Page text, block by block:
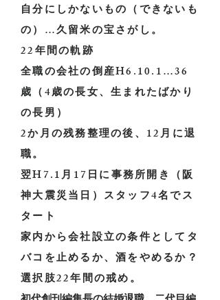
​自分にしかないもの（できないも
の）…久留米の宝さがし。
22年間の軌跡
全職の会社の倒産H6.10.1…36
歳（4歳の長女、生まれたばかり
の長男）
2か月の残務整理の後、12月に退
職。
翌H7.1月17日に事務所開き（阪
神大震災当日）スタッフ4名でス
タート
家内から会社設立の条件としてタ
バコを止めるか、酒をやめるか？
選択肢22年間の戒め。